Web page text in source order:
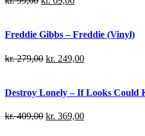
Freddie Gibbs – Freddie (Vinyl)
kr.279,00 kr. 249,00
Destroy Lonely – If Looks Could
kr.409,00 kr. 369,00